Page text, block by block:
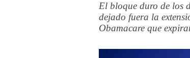
El bloque duro de los
dejado fuera la
Obamacare que